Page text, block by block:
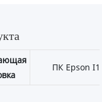
ПК Epson